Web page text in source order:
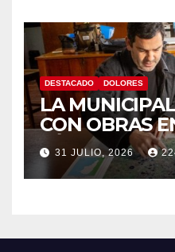
DESTACADO DOLORES
LA
CON OBRAS
HÍDRICO DE
31 JULIO, 2026